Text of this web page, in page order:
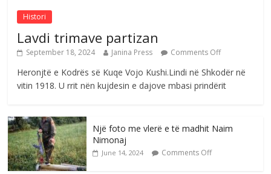
Histori
Lavdi trimave partizan
September 18, 2024 Janina Press Comments Off
Heronjtë e Kodrës së Kuqe Vojo Kushi.Lindi në Shkodër në
vitin 1918. U rrit nën kujdesin e dajove mbasi prindërit
Një foto me vlerë e të madhit Naim
Nimonaj
June 14, 2024 Comments Off